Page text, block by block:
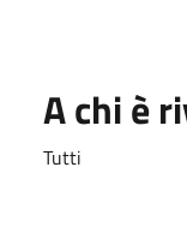
A chi è
Tutti